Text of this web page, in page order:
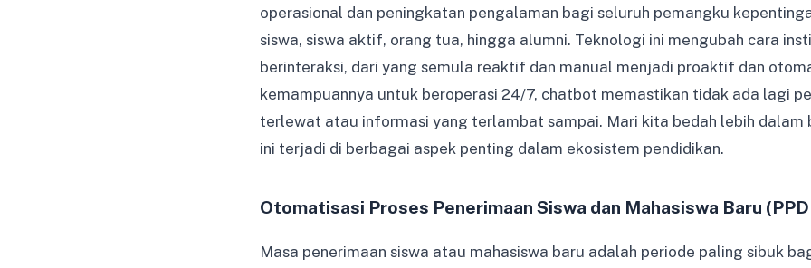
operasional dan peningkatan pengalaman bagi seluruh pemangku
siswa, siswa aktif, orang tua, hingga alumni. Teknologi ini mengubah cara
berinteraksi, dari yang semula reaktif dan manual menjadi proaktif dan
kemampuannya untuk beroperasi 24/7, chatbot memastikan tidak ada lagi
terlewat atau informasi yang terlambat sampai. Mari kita bedah lebih dalam
ini terjadi di berbagai aspek penting dalam ekosistem pendidikan.
Otomatisasi Proses Penerimaan Siswa dan Mahasiswa Baru
Masa penerimaan siswa atau mahasiswa baru adalah periode paling sibuk